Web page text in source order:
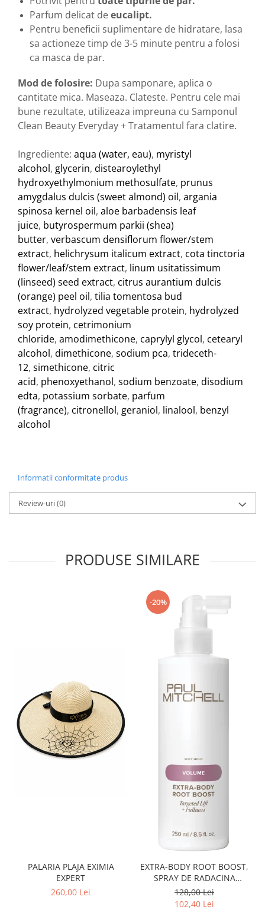
Parfum delicat deeucalipt.
Pentru beneficii suplimentare de hidratare, lasa
sa actioneze timp de 3-5 minute pentru a folosi
ca masca de par.
Mod de folosire: Dupa samponare, aplica o
cantitate mica. Maseaza. Clateste. Pentru cele mai
bune rezultate, utilizeaza impreuna cu Samponul
Clean Beauty Everyday + Tratamentul fara clatire.
Ingrediente: aqua (water, eau), myristyl
alcohol, glycerin, distearoylethyl
hydroxyethylmonium methosulfate, prunus
amygdalus dulcis (sweet almond) oil, argania
spinosa kernel oil, aloe barbadensis leaf
juice, butyrospermum parkii (shea)
butter, verbascum densiflorum flower/stem
extract, helichrysum italicum extract, cota tinctoria
flower/leaf/stem extract, linum usitatissimum
(linseed) seed extract, citrus aurantium dulcis
(orange) peel oil, tilia tomentosa bud
extract, hydrolyzed vegetable protein, hydrolyzed
soy protein, cetrimonium
chloride, amodimethicone, caprylyl glycol, cetearyl
alcohol, dimethicone, sodium pca, trideceth-
12, simethicone, citric
acid, phenoxyethanol, sodium benzoate, disodium
edta, potassium sorbate, parfum
(fragrance), citronellol, geraniol, linalool, benzyl
alcohol
Informatii conformitate produs
Review-uri(0)
PRODUSE SIMILARE
PALARIA PLAJA EXIMIA
EXPERT
260,00 Lei
-20%
EXTRA-BODY ROOT BOOST,
SPRAY DE RADACINA
PENTRU VOLUM 250 ML
128,00 Lei
102,40 Lei